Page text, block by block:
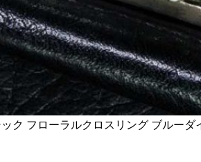
ク フローラルクロスリング ブルーダ